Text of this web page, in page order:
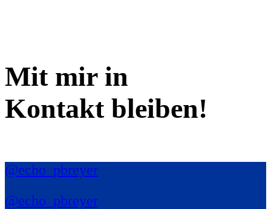
Mit mir in
Kontakt bleiben!
@echo_pbreyer
@echo_pbreyer